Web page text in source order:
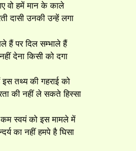
वो हमें मान के काले
दासी उनकी उन्हें लगा
हैं पर दिल सम्भाले हैं
देना किसी को दगा
तथ्य की गहराई को
की नहीं ले सकते हिस्सा
स्वयं को इस मामले में
का नहीं हमपे है घिसा